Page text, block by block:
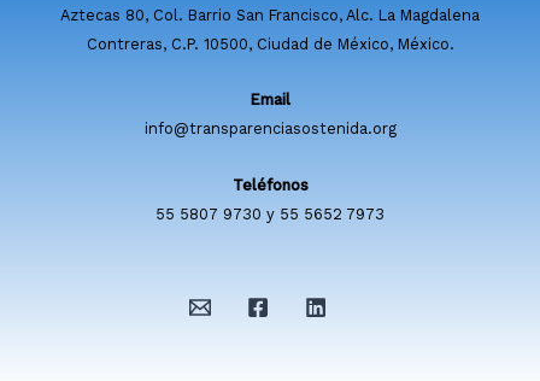
Aztecas 80, Col. Barrio San Francisco, Alc. La Magdalena
Contreras, C.P. 10500, Ciudad de México, México.
Email
info@transparenciasostenida.org
Teléfonos
55 5807 9730 y 55 5652 7973